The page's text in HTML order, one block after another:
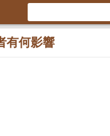
有何影響